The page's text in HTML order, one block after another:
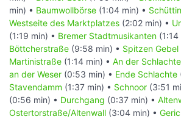
min) • Baumwollbörse (1:04 min) •
Westseite des Marktplatzes (2:02 min) •
(1:19 min) • Bremer Stadtmusikanten (1:14
Böttcherstraße (9:58 min) • Spitzen Gebel
Martinistraße (1:14 min) • An der Schlachte
an der Weser (0:53 min) • Ende Schlachte
Stavendamm (1:37 min) • Schnoor (3:51
(0:56 min) • Durchgang (0:37 min) •
Ostertorstraße/Altenwall (3:04 min) •